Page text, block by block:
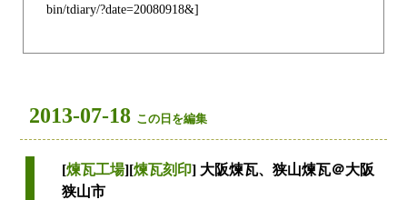
bin/tdiary/?date=20080918&]
2013-07-18 この日を編集
[煉瓦工場][煉瓦刻印] 大阪煉瓦、狭山煉瓦＠大阪
狭山市